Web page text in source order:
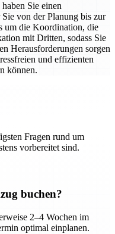
Sie einen
von der Planung bis zur
um die Koordination, die
mit Dritten, sodass Sie
Herausforderungen sorgen
und effizienten
können.
Fragen rund um
vorbereitet sind.
buchen?
2–4 Wochen im
optimal einplanen.